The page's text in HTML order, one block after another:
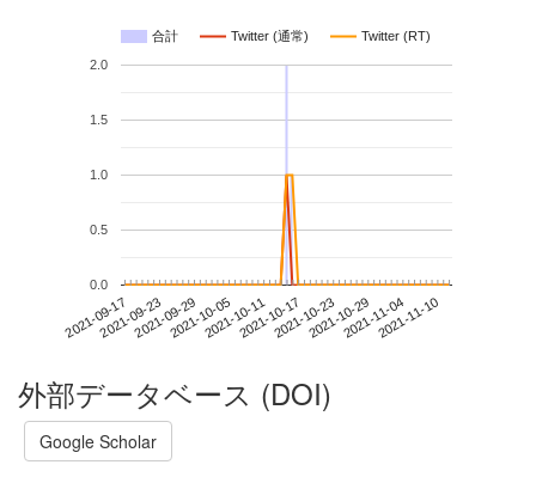
合計 Twitter (通常) Twitter (RT)
2021-09-172021-09-232021-09-292021-10-052021-10-112021-10-172021-10-232021-10-292021-11-042021-11-10
0.0
0.5
1.0
1.5
2.0
外部データベース (DOI)
Google Scholar